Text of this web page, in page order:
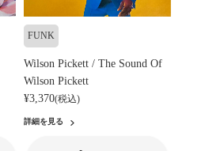
FUNK
Wilson Pickett / The Sound Of
Wilson Pickett
¥3,370(税込)
詳細を見る